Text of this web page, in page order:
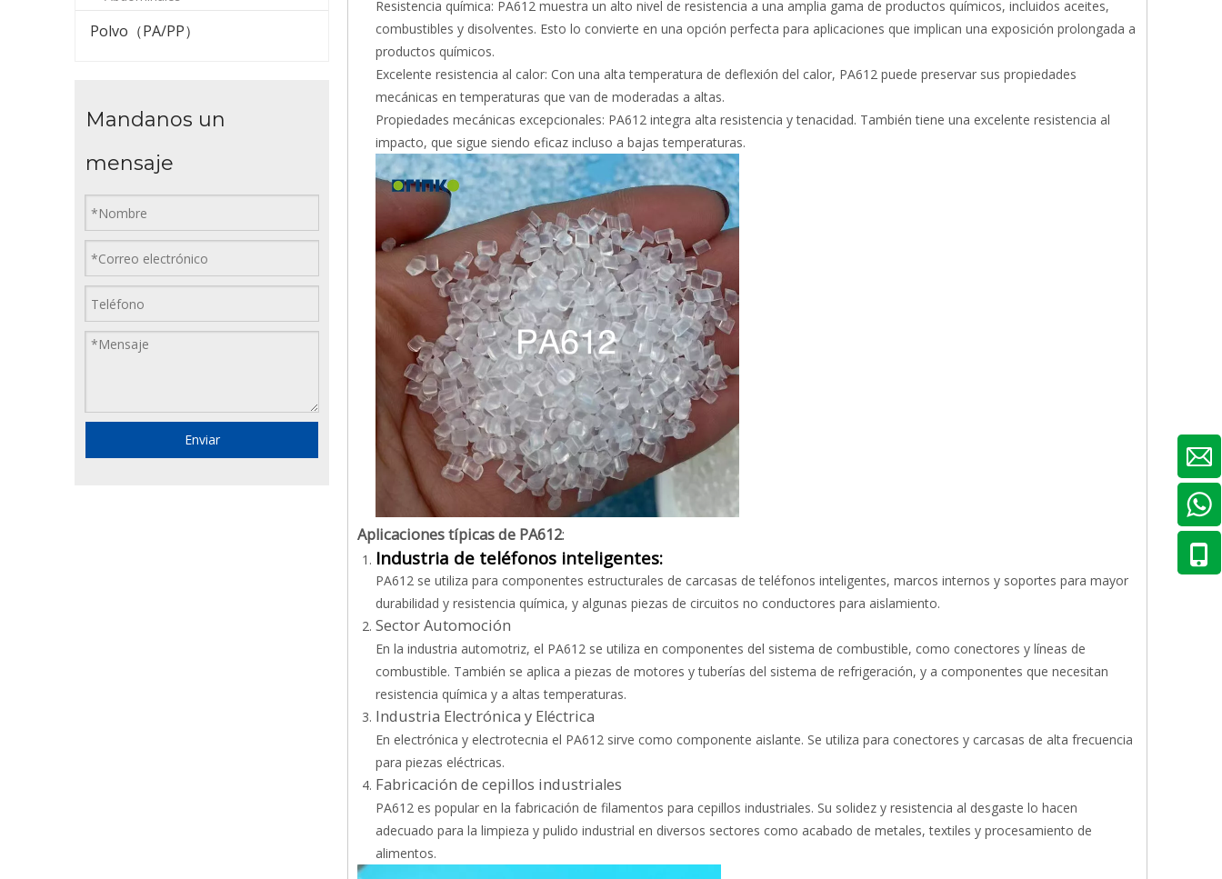
Polvo（PA/PP）
Mandanos un
mensaje
Enviar
Resistencia química: PA612 muestra un alto nivel de resistencia a una amplia gama de productos químicos, incluidos aceites,
combustibles y disolventes. Esto lo convierte en una opción perfecta para aplicaciones que implican una exposición prolongada a
productos químicos.
Excelente resistencia al calor: Con una alta temperatura de deflexión del calor, PA612 puede preservar sus propiedades
mecánicas en temperaturas que van de moderadas a altas.
Propiedades mecánicas excepcionales: PA612 integra alta resistencia y tenacidad. También tiene una excelente resistencia al
impacto, que sigue siendo eficaz incluso a bajas temperaturas.
Aplicaciones típicas de PA612:
Industria de teléfonos inteligentes:
PA612 se utiliza para componentes estructurales de carcasas de teléfonos inteligentes, marcos internos y soportes para mayor
durabilidad y resistencia química, y algunas piezas de circuitos no conductores para aislamiento.
Sector Automoción
En la industria automotriz, el PA612 se utiliza en componentes del sistema de combustible, como conectores y líneas de
combustible. También se aplica a piezas de motores y tuberías del sistema de refrigeración, y a componentes que necesitan
resistencia química y a altas temperaturas.
Industria Electrónica y Eléctrica
En electrónica y electrotecnia el PA612 sirve como componente aislante. Se utiliza para conectores y carcasas de alta frecuencia
para piezas eléctricas.
Fabricación de cepillos industriales
PA612 es popular en la fabricación de filamentos para cepillos industriales. Su solidez y resistencia al desgaste lo hacen
adecuado para la limpieza y pulido industrial en diversos sectores como acabado de metales, textiles y procesamiento de
alimentos.